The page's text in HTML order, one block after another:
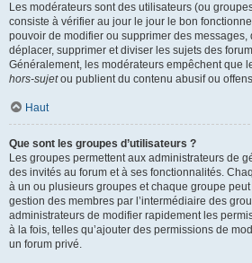
Les modérateurs sont des utilisateurs (ou
consiste à vérifier au jour le jour le bon
pouvoir de modifier ou supprimer des
déplacer, supprimer et diviser les sujets des
Généralement, les modérateurs empêchent que
hors-sujetou publient du contenu abusif ou
Haut
Que sont les groupes d’utilisateurs ?
Les groupes permettent aux administrateurs de
des invités au forum et à ses fonctionnalités.
à un ou plusieurs groupes et chaque groupe
gestion des membres par l’intermédiaire des
administrateurs de modifier rapidement les
à la fois, telles qu’ajouter des permissions de
un forum privé.